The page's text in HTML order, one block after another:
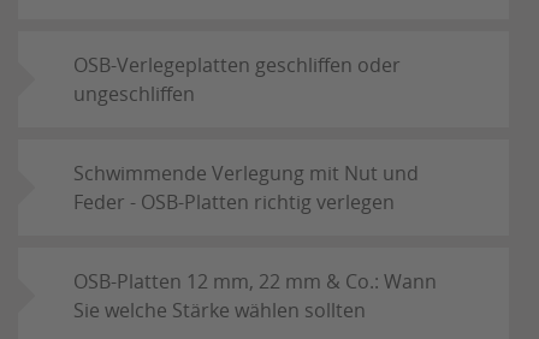
OSB-Verlegeplatten geschliffen oder
ungeschliffen
Schwimmende Verlegung mit Nut und
Feder - OSB-Platten richtig verlegen
OSB-Platten 12 mm, 22 mm & Co.: Wann
Sie welche Stärke wählen sollten